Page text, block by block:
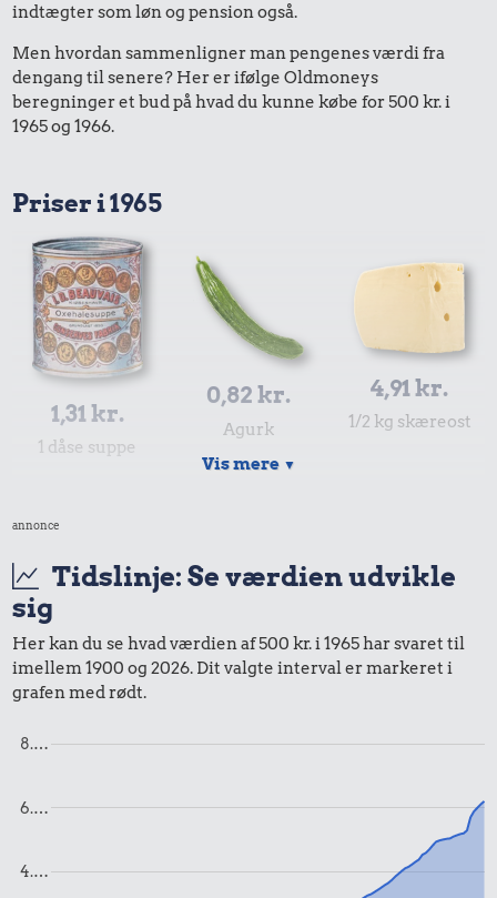
indtægter som løn og pension også.
Men hvordan sammenligner man pengenes værdi fra
dengang til senere? Her er ifølge Oldmoneys
beregninger et bud på hvad du kunne købe for 500 kr. i
1965 og 1966.
Priser i 1965
1,31 kr.
1 dåse suppe
0,82 kr.
Agurk
4,91 kr.
1/2 kg skæreost
1,55 kr.
Husholdningssprit
Vis mere ▼
annonce
Tidslinje: Se værdien udvikle
sig
Her kan du se hvad værdien af 500 kr. i 1965 har svaret til
imellem 1900 og 2026. Dit valgte interval er markeret i
grafen med rødt.
4.…
6.…
8.…